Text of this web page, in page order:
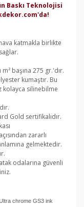
Baskı Teknolojisi
katmakla birlikte
başına 275 gr.'dır.
kumaştır. Bu
kolayca silinebilme
Gold sertifikalıdır.
zararlı
gelmektedir.
odalarına güvenli